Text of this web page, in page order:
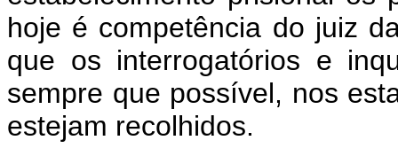
hoje é competência do juiz
que os interrogatórios e
sempre que possível, nos
estejam recolhidos.